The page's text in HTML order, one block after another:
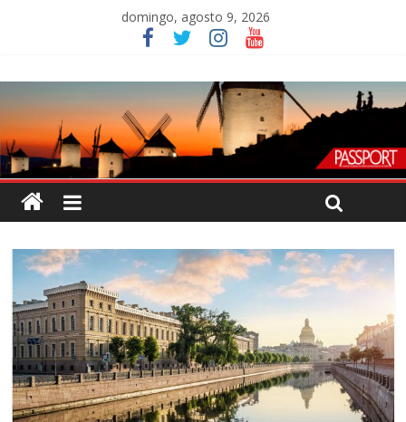
domingo, agosto 9, 2026